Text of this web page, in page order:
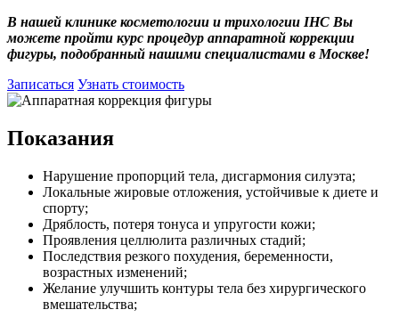
В нашей клинике косметологии и трихологии IHC Вы
можете пройти курс процедур аппаратной коррекции
фигуры, подобранный нашими специалистами в Москве!
Записаться Узнать стоимость
Показания
Нарушение пропорций тела, дисгармония силуэта;
Локальные жировые отложения, устойчивые к диете и
спорту;
Дряблость, потеря тонуса и упругости кожи;
Проявления целлюлита различных стадий;
Последствия резкого похудения, беременности,
возрастных изменений;
Желание улучшить контуры тела без хирургического
вмешательства;